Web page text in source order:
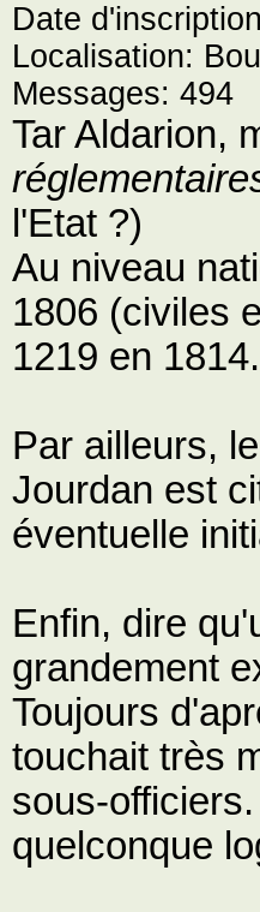
Date
Localisation:
Messages: 494
Tar Aldarion,
l'Etat ?)
Au niveau
1806 (civiles
1219 en 1814.
Par ailleurs,
Jourdan est
éventuelle
Enfin, dire
grandement
Toujours
touchait très
sous-
quelconque